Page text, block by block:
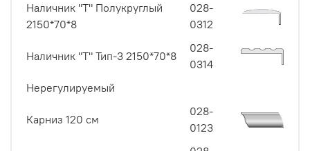
Наличник "Т" Полукруглый
2150*70*8
028-
0312
Наличник "Т" Тип-3 2150*70*8
028-
0314
Нерегулируемый
Карниз 120 см
028-
0123